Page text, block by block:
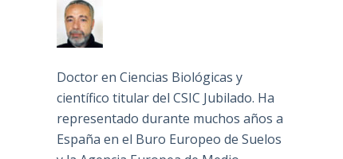
Doctor en Ciencias Biológicas y
científico titular del CSIC Jubilado. Ha
representado durante muchos años a
España en el Buro Europeo de Suelos